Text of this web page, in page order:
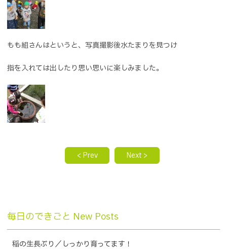
もも組さんはというと、写真撮影後水たまりを見つけ
指を入れては出したり思い思いに楽しみました。
< Prev Next >
毎日のできごと New Posts
稲の生長ぶり／しっかり育ってます！